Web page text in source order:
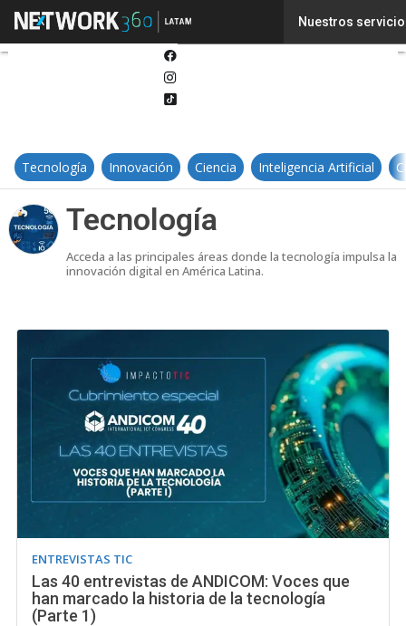
Nuestros
Tecnología Innovación Ciencia Inteligencia Artificial
Tecnología
Acceda a las principales áreas donde la tecnología impulsa la
innovación digital en América Latina.
ENTREVISTAS TIC
Las 40 entrevistas de ANDICOM: Voces que
han marcado la historia de la tecnología
(Parte 1)